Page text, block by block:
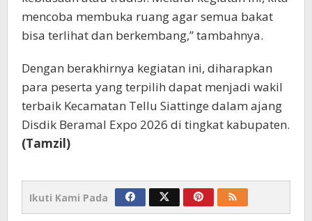
mencoba membuka ruang agar semua bakat
bisa terlihat dan berkembang,” tambahnya.
Dengan berakhirnya kegiatan ini, diharapkan
para peserta yang terpilih dapat menjadi wakil
terbaik Kecamatan Tellu Siattinge dalam ajang
Disdik Beramal Expo 2026 di tingkat kabupaten.
(Tamzil)
Ikuti Kami Pada